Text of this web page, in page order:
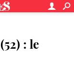
: le